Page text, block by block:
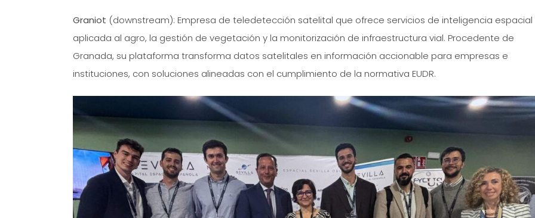
Graniot (downstream): Empresa de teledetección satelital que ofrece servicios de inteligencia espacial
aplicada al agro, la gestión de vegetación y la monitorización de infraestructura vial. Procedente de
Granada, su plataforma transforma datos satelitales en información accionable para empresas e
instituciones, con soluciones alineadas con el cumplimiento de la normativa EUDR.